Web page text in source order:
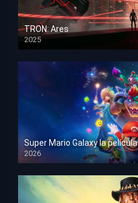
TRON: Ares
2025
HD 1080p
Super Mario Galaxy la película
2026
HD 1080p